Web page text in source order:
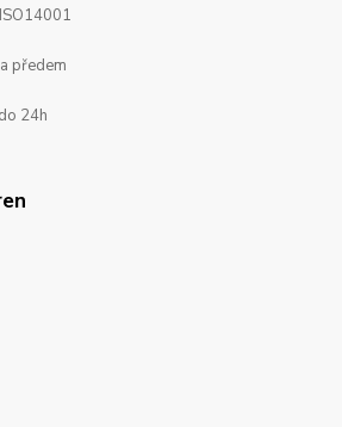
předem
24h